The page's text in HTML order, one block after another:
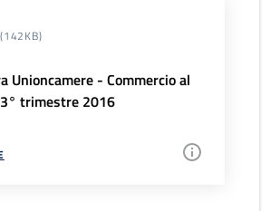
(142KB)
Unioncamere - Commercio al
trimestre 2016